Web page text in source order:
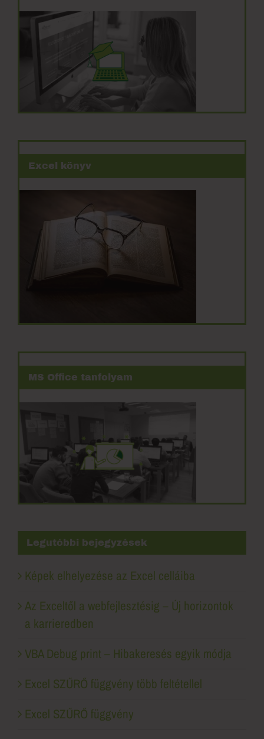
Excel könyv
MS Office tanfolyam
Legutóbbi bejegyzések
Képek elhelyezése az Excel celláiba
Az Exceltől a webfejlesztésig – Új horizontok
a karrieredben
VBA Debug print – Hibakeresés egyik módja
Excel SZŰRŐ függvény több feltétellel
Excel SZŰRŐ függvény